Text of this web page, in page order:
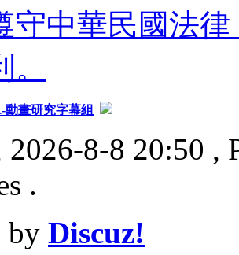
守中華民國法
動畫研究字幕組
8-8 20:50 ,
.
by Discuz!